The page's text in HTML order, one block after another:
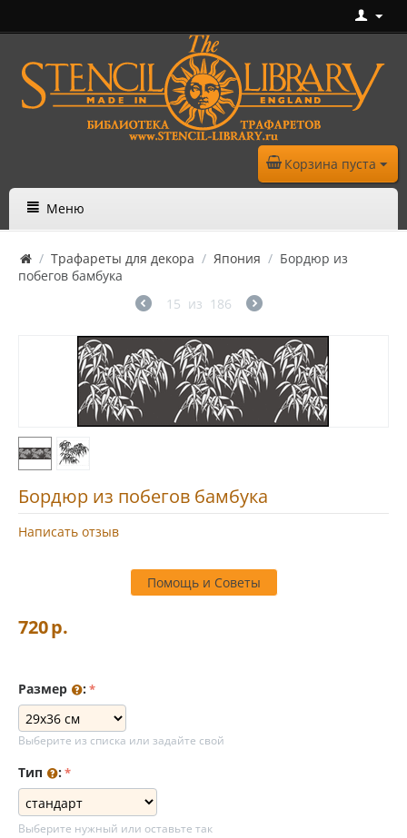
Корзина пуста
Меню
/ Трафареты для декора / Япония / Бордюр из
побегов бамбука
15 из 186
Бордюр из побегов бамбука
Написать отзыв
Помощь и Советы
720р.
Размер :
Выберите из списка или задайте свой
Тип :
Выберите нужный или оставьте так